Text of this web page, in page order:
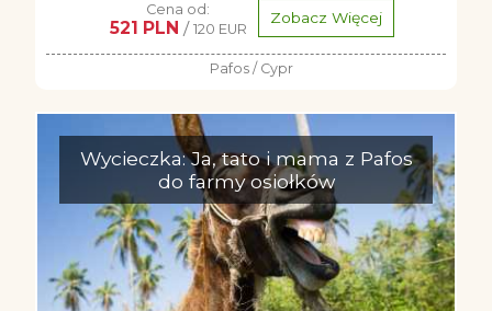
Cena od:
521 PLN / 120 EUR
Zobacz Więcej
Pafos / Cypr
Wycieczka: Ja, tato i mama z Pafos
do farmy osiołków